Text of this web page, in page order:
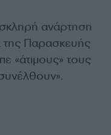
ανάρτηση
της Παρασκευής
«άτιμους» τους